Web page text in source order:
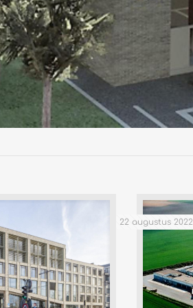
22 augustus 2022